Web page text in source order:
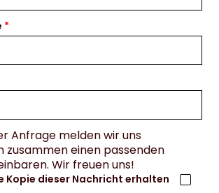
Anfrage melden wir uns
zusammen einen passenden
Wir freuen uns!
Kopie dieser Nachricht erhalten